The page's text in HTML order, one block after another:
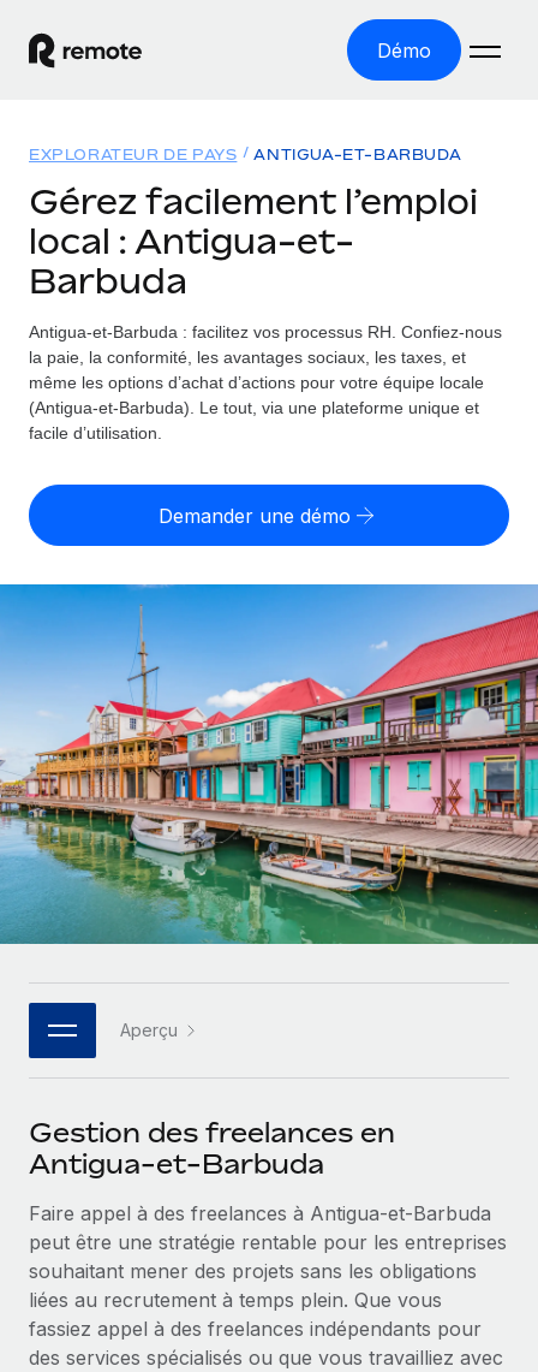
Démo
EMPLOI À L’INTERNATIONAL
Paie multipays
Employer of record
Développez-vous à l’international sans frais liés aux
Gestion des freelances
Sous-traitez les opérations complexes liées à l’emploi
INFRASTRUCTURE
Intégration Remote
Intégrez vos RH aux flux de travail en toute simplicité
Plateforme
Des fonctions RH clés intégrées pour votre équipe
Connecter
Nouveau
notre MCP
Intégrations
SERVICES
Recevez des conseils d’experts sur les RH à
l’international et la conformité
Contrôles d’antécédents
Simplifiez vos processus de présélection des
candidats
Solutions
Explorateur de pays
Toutes les informations sur l’emploi à l’international,
pays par pays
États-Unis
Examinez notre service par rapport aux autres
CROISSANCE
Start-ups
Des solutions agiles et internationales pour les RH et la
paie des entreprises en pleine croissance
Entreprises intermédiaires
Développez vos équipes avec des solutions RH sur
mesure
Entreprise
Les RH à l’international pour les grandes entreprises
TRAVAILLONS ENSEMBLE
Partenaires stratégiques de la tech
Devenir partenaire
Explorez avec nous vos opportunités de partenariat
Remote Build
Bientôt disponible
Conseil en intégrations et automatisations assistées par
l’IA
ÉTUDES DE CAS
Ressources
OUTILS & CALCULATEURS
Outil de calcul du risque de requalification de
contrat
Calculateur du coût des employés
Découvrez les devises disponibles et les vitesses de
paiement pour vos freelances internationaux
APPRENDRE AVEC REMOTE
Recherche et guides
Études de cas
Glossaire RH
Checklists et modèles
Descriptions de postes
Webinaires
Événements
Salle de presse
Données sur les salaires et les talents
Centre de ressources
Obtenir de l’aide
Voir toutes les ressources
Tarification
English
Nederlands
Français
Español
Italiano
Português (Portugal)
日本語
한국어
EXPLORATEUR DE PAYS ANTIGUA-ET-BARBUDA
Gérez facilement l’emploi
local : Antigua-et-
Barbuda
Antigua-et-Barbuda : facilitez vos processus RH. Confiez-nous
la paie, la conformité, les avantages sociaux, les taxes, et
même les options d’achat d’actions pour votre équipe locale
(Antigua-et-Barbuda). Le tout, via une plateforme unique et
facile d’utilisation.
Demander une démo
Aperçu
Gestion des freelances en
Antigua-et-Barbuda
Faire appel à des freelances à Antigua-et-Barbuda
peut être une stratégie rentable pour les entreprises
souhaitant mener des projets sans les obligations
liées au recrutement à temps plein. Que vous
fassiez appel à des freelances indépendants pour
des services spécialisés ou que vous travailliez avec